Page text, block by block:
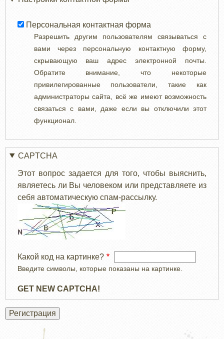
Персональная контактная форма
Разрешить другим пользователям связываться с
вами через персональную контактную форму,
скрывающую ваш адрес электронной почты.
Обратите внимание, что некоторые
привилегированные пользователи, такие как
администраторы сайта, всё же имеют возможность
связаться с вами, даже если вы отключили этот
функционал.
CAPTCHA
Этот вопрос задается для того, чтобы выяснить,
являетесь ли Вы человеком или представляете из
себя автоматическую спам-рассылку.
Какой код на картинке?
Введите символы, которые показаны на картинке.
GET NEW CAPTCHA!